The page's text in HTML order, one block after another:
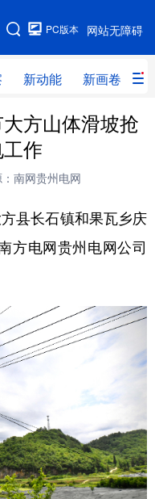
网站无障碍
PC版本
新动能 新画卷
新动能 新画卷
人事
直播
动贵州 健康贵州
区直达 企业速递
铜仁 黔东南
河北 山西
上海 江苏
方山体滑坡抢
作
南网贵州电网
县长石镇和果瓦乡庆
方电网贵州电网公司